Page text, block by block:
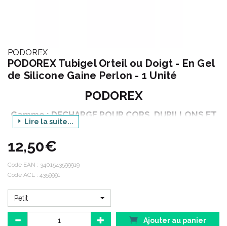
PODOREX
PODOREX Tubigel Orteil ou Doigt - En Gel
de Silicone Gaine Perlon - 1 Unité
PODOREX
Gamme : DECHARGE POUR CORS, DURILLONS ET
SURFACES SENSIBLES
Produit : TUBIGEL ORTEIL OU DOIGT EN GEL DE
Conditionnement : 1 unité
Code ACL : 4359991 / 4360008 / 4360014
Code EAN : 3401543599919 / 3401543600080 / 3401543600141
Lire la suite...
12,50€
Code EAN : 3401543599919
Code ACL : 4359991
Petit
Ajouter au panier